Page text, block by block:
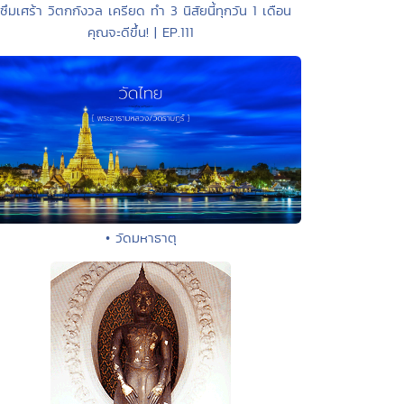
มเศร้า วิตกกังวล เครียด ทำ 3 นิสัยนี้ทุกวัน 1 เดือน
คุณจะดีขึ้น! | EP.111
• วัดมหาธาตุ